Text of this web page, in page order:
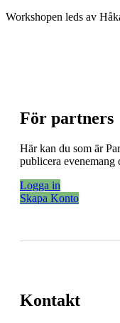
Workshopen leds av
För partners
Här kan du som är
publicera evenemang
Logga in
Skapa Konto
Kontakt